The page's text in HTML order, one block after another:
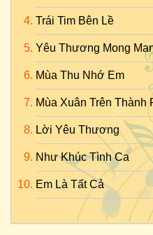
Trái Tim Bên Lề
Yêu Thương Mong
Mùa Thu Nhớ Em
Mùa Xuân Trên Thành
Lời Yêu Thương
Như Khúc Tình Ca
Em Là Tất Cả